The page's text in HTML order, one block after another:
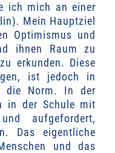
ich mich an einer
Mein Hauptziel
Optimismus und
ihnen Raum zu
erkunden. Diese
ist jedoch in
die Norm.
In der
in der Schule mit
aufgefordert,
Das eigentliche
und das